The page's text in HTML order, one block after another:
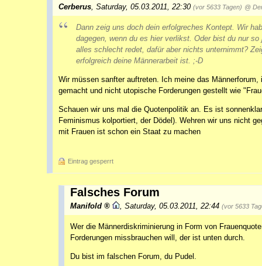
Cerberus Saturday, 05.03.2011, 22:30 (vor 5633 Tagen) @
Dann zeig uns doch dein erfolgreches Kontept. Wir
dagegen, wenn du es hier verlikst. Oder bist du nur so
alles schlecht redet, dafür aber nichts unternimmt?
erfolgreich deine Männerarbeit ist. ;-D
Wir müssen sanfter auftreten. Ich meine das
gemacht und nicht utopische Forderungen gestellt wie
Schauen wir uns mal die Quotenpolitik an. Es ist
Feminismus kolportiert, der Dödel). Wehren wir uns nicht
mit Frauen ist schon ein Staat zu machen
Eintrag gesperrt
Falsches Forum
Manifold , Saturday, 05.03.2011, 22:44 (vor 5633
Wer die Männerdiskriminierung in Form von
Forderungen missbrauchen will, der ist unten durch.
Du bist im falschen Forum, du Pudel.